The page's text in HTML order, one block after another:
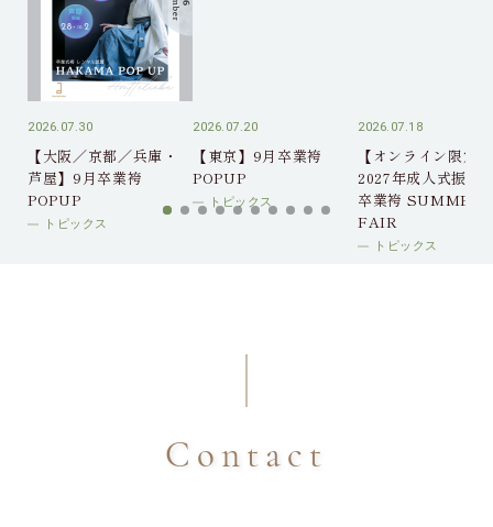
2026.07.30
【大阪／京都／兵庫・
芦屋】9月卒業袴
POPUP
トピックス
2026.07.20
【東京】9月卒業袴
POPUP
トピックス
2026.07.18
【オンライン限定】
2027年成人式振袖
卒業袴 SUMMER
FAIR
トピックス
Contact